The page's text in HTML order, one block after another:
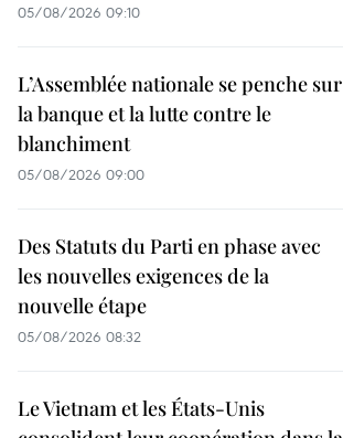
05/08/2026 09:10
L’Assemblée nationale se penche sur
la banque et la lutte contre le
blanchiment
05/08/2026 09:00
Des Statuts du Parti en phase avec
les nouvelles exigences de la
nouvelle étape
05/08/2026 08:32
Le Vietnam et les États-Unis